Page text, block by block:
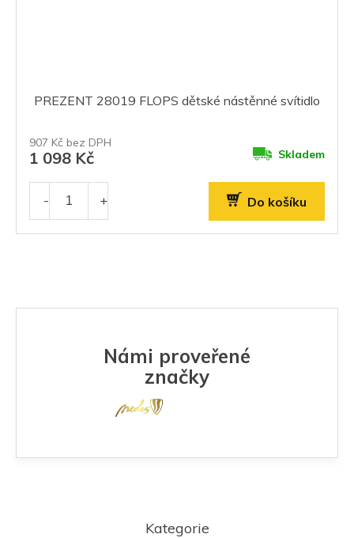
PREZENT 28019 FLOPS dětské nástěnné svítidlo
907 Kč bez DPH
1 098 Kč Skladem
Do košíku
Námi proveřené
značky
Kategorie